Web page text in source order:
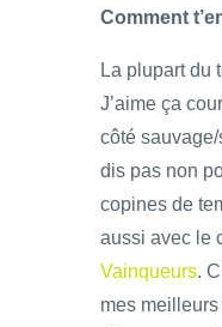
Comment
La plupart du
J’aime ça
côté
dis pas non
copines de
aussi avec le
Vainqueurs.
mes